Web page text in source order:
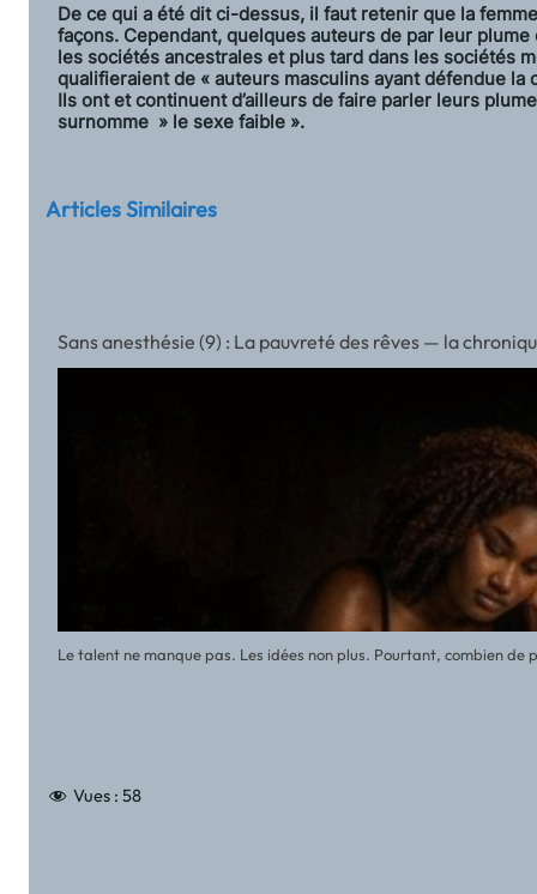
De ce qui a été dit ci-dessus, il faut retenir que la
façons. Cependant, quelques auteurs de par leur
les sociétés ancestrales et plus tard dans les sociétés
qualifieraient de « auteurs masculins ayant défendue la
Ils ont et continuent d’ailleurs de faire parler leurs
surnomme » le sexe faible ».
Articles Similaires
Sans anesthésie (9) : La pauvreté des rêves — la
Le talent ne manque pas. Les idées non plus. Pourtant, combien
Vues : 58